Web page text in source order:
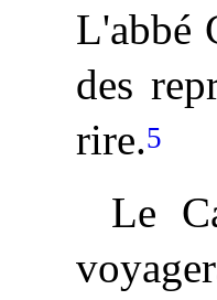
L'abbé
des
rire.5
Le